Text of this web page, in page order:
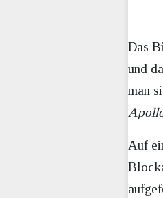
Das
und
man
Auf